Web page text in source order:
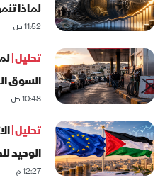
لماذا
11:52 ص
تحليل |
السوق
10:48 ص
تحليل |
الوحيد
12:27 م